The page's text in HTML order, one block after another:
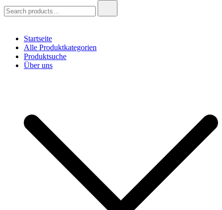
for:
Startseite
Alle Produktkategorien
Produktsuche
Über uns